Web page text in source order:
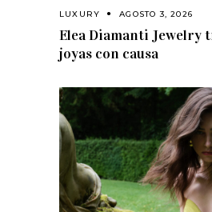
LUXURY AGOSTO 3, 2026
Elea Diamanti Jewelry
joyas con causa